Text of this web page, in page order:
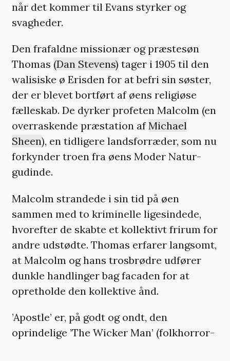
når det kommer til Evans styrker og
svagheder.
Den frafaldne missionær og præstesøn
Thomas (Dan Stevens) tager i 1905 til den
walisiske ø Erisden for at befri sin søster,
der er blevet bortført af øens religiøse
fælleskab. De dyrker profeten Malcolm (en
overraskende præstation afMichael
Sheen), en tidligere landsforræder, som nu
forkynder troen fra øens Moder Natur-
gudinde.
Malcolm strandede i sin tid på øen
sammen med to kriminelle ligesindede,
hvorefter de skabte et kollektivt frirum for
andre udstødte. Thomas erfarer langsomt,
at Malcolm og hans trosbrødre udfører
dunkle handlinger bag facaden for at
opretholde den kollektive ånd.
’Apostle’ er, på godt og ondt, den
oprindelige ’The Wicker Man’ (folkhorror-